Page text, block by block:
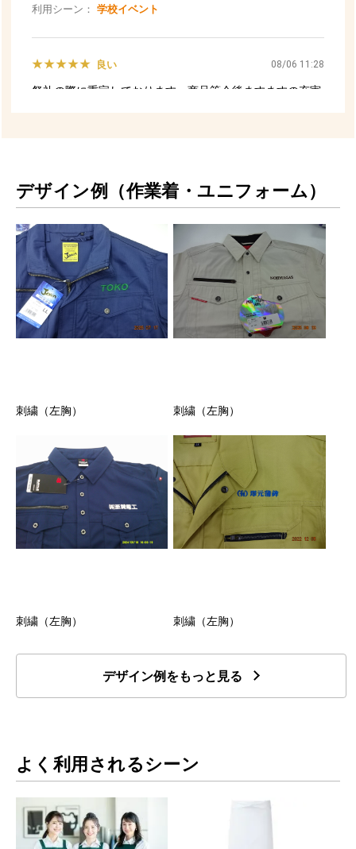
デザイン例（作業着・ユニフォーム）
刺繍（左胸） 刺繍（左胸）
刺繍（左胸） 刺繍（左胸）
デザイン例をもっと見る
よく利用されるシーン